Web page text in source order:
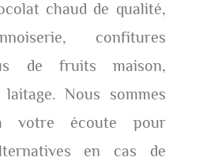
chaud de qualité,
confitures
de fruits maison,
Nous sommes
votre écoute pour
en cas de